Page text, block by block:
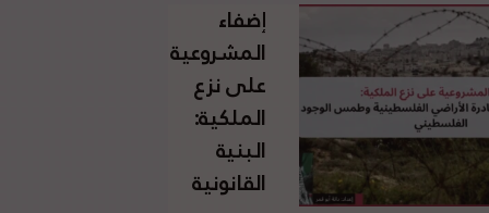
إضفاء
المشروعية
على نزع
الملكية:
البنية
القانونية